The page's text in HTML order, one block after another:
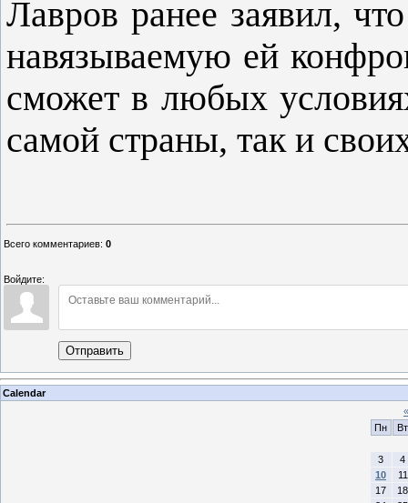
Лавров ранее заявил,
навязываемую ей
сможет в любых
самой страны, так и
Всего комментариев: 0
Войдите:
Отправить
Calendar
«
Пн
Вт
3
4
10
11
17
18